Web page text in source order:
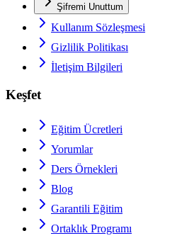
Şifremi Unuttum
Kullanım Sözleşmesi
Gizlilik Politikası
İletişim Bilgileri
Keşfet
Eğitim Ücretleri
Yorumlar
Ders Örnekleri
Blog
Garantili Eğitim
Ortaklık Programı